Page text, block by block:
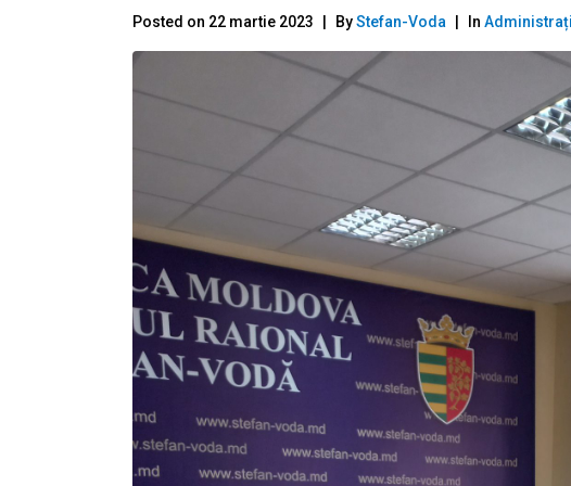
Posted on 22 martie 2023 ByStefan-Voda In